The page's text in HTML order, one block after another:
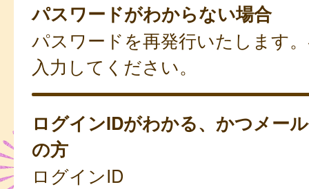
パスワードがわからない場合
パスワードを再発行いたします
入力してください。
ログインIDがわかる、かつメー
の方
ログインID